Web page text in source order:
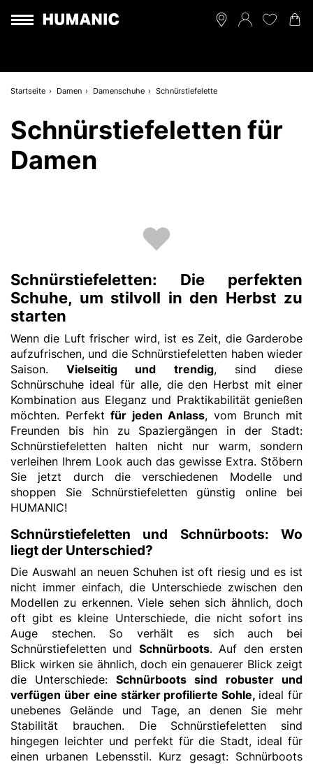
Startseite Damen Damenschuhe Schnürstiefelette
Schnürstiefeletten für
Damen
Schnürstiefeletten: Die perfekten
Schuhe, um stilvoll in den Herbst zu
starten
Wenn die Luft frischer wird, ist es Zeit, die Garderobe
aufzufrischen, und die Schnürstiefeletten haben wieder
Saison.Vielseitig und trendig, sind diese
Schnürschuhe ideal für alle, die den Herbst mit einer
Kombination aus Eleganz und Praktikabilität genießen
möchten. Perfekt für jeden Anlass, vom Brunch mit
Freunden bis hin zu Spaziergängen in der Stadt:
Schnürstiefeletten halten nicht nur warm, sondern
verleihen Ihrem Look auch das gewisse Extra. Stöbern
Sie jetzt durch die verschiedenen Modelle und
shoppen Sie Schnürstiefeletten günstig online bei
HUMANIC!
Schnürstiefeletten und Schnürboots: Wo
liegt der Unterschied?
Die Auswahl an neuen Schuhen ist oft riesig und es ist
nicht immer einfach, die Unterschiede zwischen den
Modellen zu erkennen. Viele sehen sich ähnlich, doch
oft gibt es kleine Unterschiede, die nicht sofort ins
Auge stechen. So verhält es sich auch bei
Schnürstiefeletten und Schnürboots. Auf den ersten
Blick wirken sie ähnlich, doch ein genauerer Blick zeigt
die Unterschiede: Schnürboots sind robuster und
verfügen über eine stärker profilierte Sohle, ideal für
unebenes Gelände und Tage, an denen Sie mehr
Stabilität brauchen. Die Schnürstiefeletten sind
hingegen leichter und perfekt für die Stadt, ideal für
einen urbanen Lebensstil. Kurz gesagt: Schnürboots